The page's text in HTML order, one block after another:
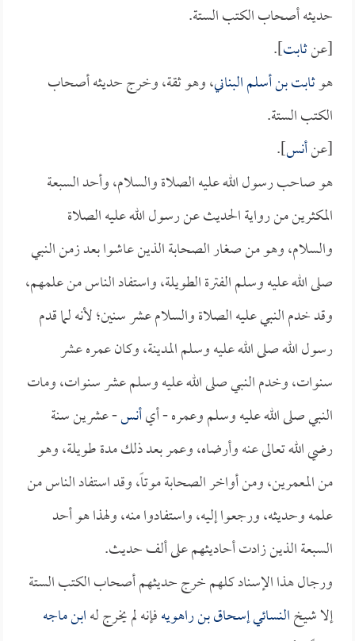
حديثه أصحاب الكتب الستة.
[عنثابت].
هوثابت بن أسلم البناني، وهو ثقة، وخرج حديثه أصحاب
الكتب الستة.
[عنأنس].
هو صاحب رسول الله عليه الصلاة والسلام، وأحد السبعة
المكثرين من رواية الحديث عن رسول الله عليه الصلاة
والسلام، وهو من صغار الصحابة الذين عاشوا بعد زمن النبي
صلى الله عليه وسلم الفترة الطويلة، واستفاد الناس من علمهم،
وقد خدم النبي عليه الصلاة والسلام عشر سنين؛ لأنه لما قدم
رسول الله صلى الله عليه وسلم المدينة، وكان عمره عشر
سنوات، وخدم النبي صلى الله عليه وسلم عشر سنوات، ومات
النبي صلى الله عليه وسلم وعمره - أيأنس- عشرين سنة
رضي الله تعالى عنه وأرضاه، وعمر بعد ذلك مدة طويلة، وهو
من المعمرين، ومن أواخر الصحابة موتاً، وقد استفاد الناس من
علمه وحديثه، ورجعوا إليه، واستفادوا منه، ولهذا هو أحد
السبعة الذين زادت أحاديثهم على ألف حديث.
ورجال هذا الإسناد كلهم خرج حديثهم أصحاب الكتب الستة
إلا شيخالنسائيإسحاق بن راهويهفإنه لم يخرج لهابن ماجه